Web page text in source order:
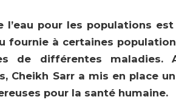
l’eau pour les populations
fournie à certaines
de différentes
Cheikh Sarr a mis en place
pour la santé humaine.